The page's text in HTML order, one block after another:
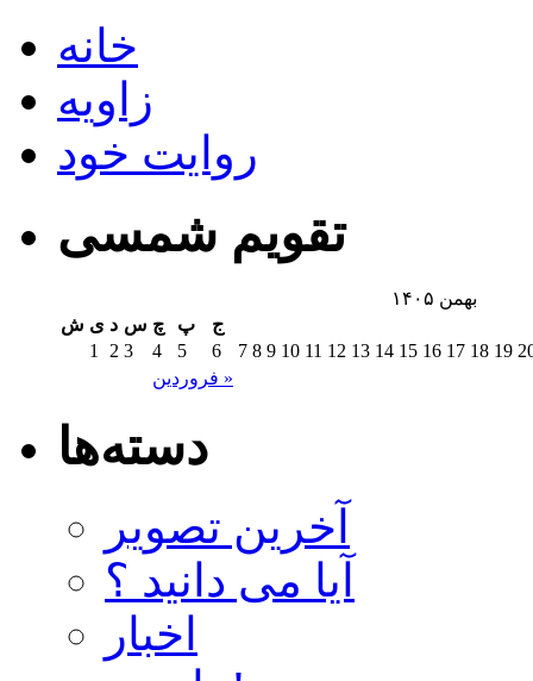
خانه
زاویه
روایت خود
تقویم شمسی
بهمن ۱۴۰۵
ش ی د س چ پ ج
فروردین »
1 2 3 4 5 6 7 8 9 10 11 12 13 14 15 16 17 18 19
دسته‌ها
آخرین تصویر
آیا می دانید ؟
اخبار